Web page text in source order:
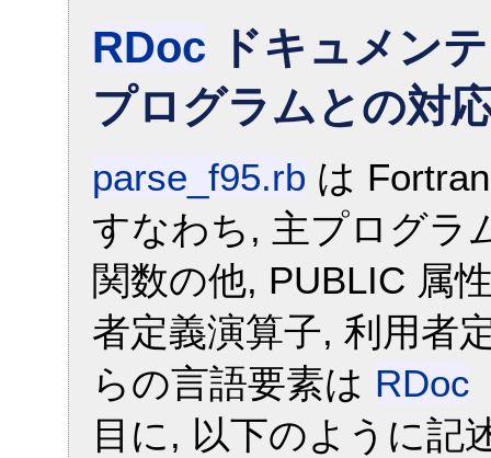
RDoc ドキュメン
プログラムとの対
parse_f95.rb は
すなわち, 主プログラ
関数の他, PUBLIC 属
者定義演算子, 利用者
らの言語要素は RDoc
目に, 以下のように記